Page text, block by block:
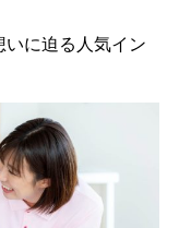
いに迫る人気イン